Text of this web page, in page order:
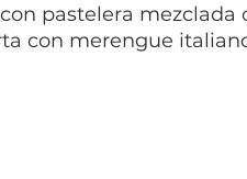
pastelera mezclada
con merengue